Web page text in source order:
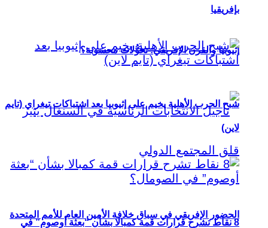
إثيوبيا والقرن الإفريقي: تحوُّلات محسوبة؟
الحضور الإفريقي في سباق خلافة الأمين العام للأمم المتحدة
بإفريقيا
شبح الحرب الأهلية يخيم على إثيوبيا بعد اشتباكات تيغراي (تايم
لاين)
8 نقاط تشرح قرارات قمة كمبالا بشأن “بعثة أوصوم” في